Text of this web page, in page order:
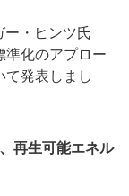
ー・ヒンツ氏
準化のアプロー
発表しまし
再生可能エネル